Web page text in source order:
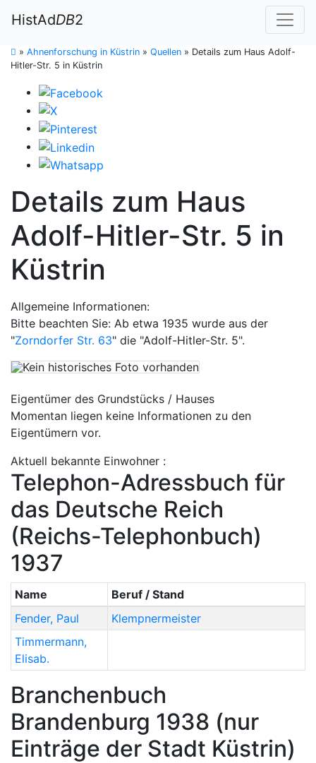
HistAdDB2
» Ahnenforschung in Küstrin » Quellen » Details zum Haus Adolf-
Hitler-Str. 5 in Küstrin
Details zum Haus
Adolf-Hitler-Str. 5 in
Küstrin
Allgemeine Informationen:
Bitte beachten Sie: Ab etwa 1935 wurde aus der
"Zorndorfer Str. 63" die "Adolf-Hitler-Str. 5".
Eigentümer des Grundstücks / Hauses
Momentan liegen keine Informationen zu den
Eigentümern vor.
Aktuell bekannte Einwohner :
Telephon-Adressbuch für
das Deutsche Reich
(Reichs-Telephonbuch)
1937
Name
Beruf / Stand
Fender, Paul
Klempnermeister
Timmermann,
Elisab.
Branchenbuch
Brandenburg 1938 (nur
Einträge der Stadt Küstrin)